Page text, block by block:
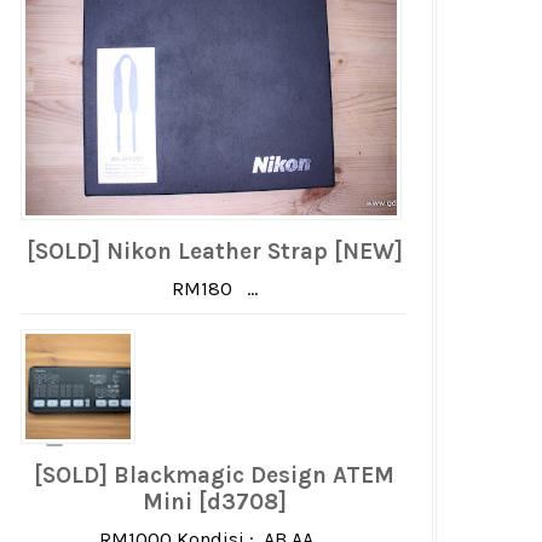
[SOLD] Nikon Leather Strap [NEW]
RM180 ...
[SOLD] Blackmagic Design ATEM
Mini [d3708]